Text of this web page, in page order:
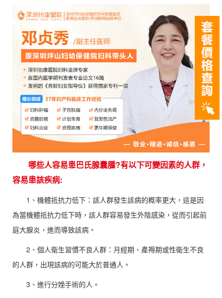
哪些人容易患巴氏腺囊腫?有以下可變因素的人群，
容易患該疾病:
1、機體抵抗力低下：該人群發生該病的概率更大，這是因
為當機體抵抗力低下時，該人群容易發生外陰感染，從而引起前
庭大腺炎，進而導致該病。
2、個人衛生習慣不良人群：月經期、產褥期或性衛生不良
的人群，出現該病的可能大於普通人。
3、進行分娩手術的人。